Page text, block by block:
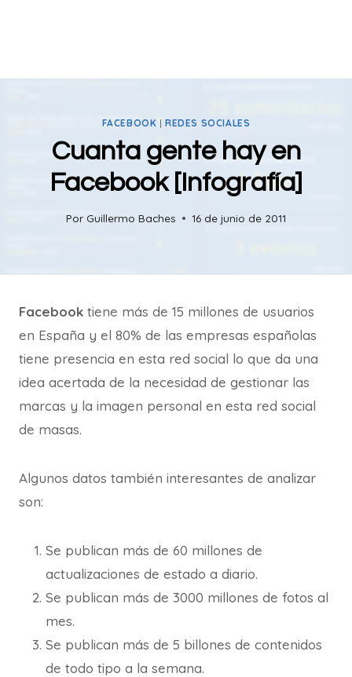
FACEBOOK |REDES SOCIALES
Cuanta gente hay en
Facebook [Infografía]
Por Guillermo Baches 16 de junio de 2011
Facebook tiene más de 15 millones de usuarios
en España y el 80% de las empresas españolas
tiene presencia en esta red social lo que da una
idea acertada de la necesidad de gestionar las
marcas y la imagen personal en esta red social
de masas.
Algunos datos también interesantes de analizar
son:
Se publican más de 60 millones de
actualizaciones de estado a diario.
Se publican más de 3000 millones de fotos al
mes.
Se publican más de 5 billones de contenidos
de todo tipo a la semana.